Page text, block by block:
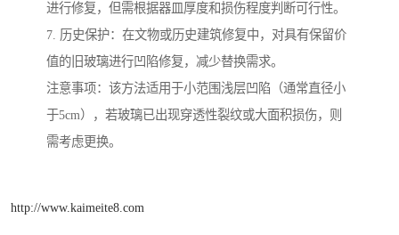
进行修复，但需根据器皿厚度和损伤程度判断可行性。
7. 历史保护：在文物或历史建筑修复中，对具有保留价
值的旧玻璃进行凹陷修复，减少替换需求。
注意事项：该方法适用于小范围浅层凹陷（通常直径小
于5cm），若玻璃已出现穿透性裂纹或大面积损伤，则
需考虑更换。
http://www.kaimeite8.com